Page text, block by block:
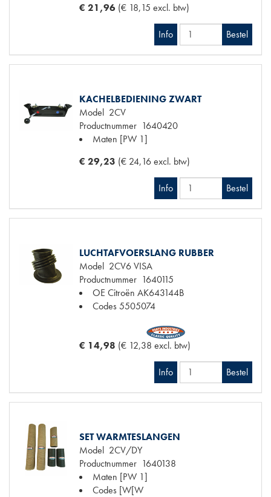
€ 21,96 (€ 18,15 excl. btw)
Info Bestel
KACHELBEDIENING ZWART
Model 2CV
Productnummer 1640420
Maten [PW 1]
€ 29,23 (€ 24,16 excl. btw)
Info Bestel
LUCHTAFVOERSLANG RUBBER
Model 2CV6 VISA
Productnummer 1640115
OE Citroën AK643144B
Codes5505074
€ 14,98 (€ 12,38 excl. btw)
Info Bestel
SET WARMTESLANGEN
Model 2CV/DY
Productnummer 1640138
Maten [PW 1]
Codes [W[W